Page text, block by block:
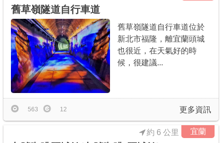
舊草嶺隧道自行車道
舊草嶺隧道自行車道位於
新北市福隆，離宜蘭頭城
也很近，在天氣好的時
候，很建議...
更多資訊
563 12
宜蘭
約 6 公里